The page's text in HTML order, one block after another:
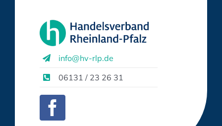
info@hv-rlp.de
06131 / 23 26 31